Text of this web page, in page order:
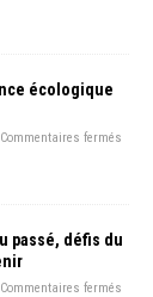
écologique
Commentaires fermés
passé, défis du
Commentaires fermés